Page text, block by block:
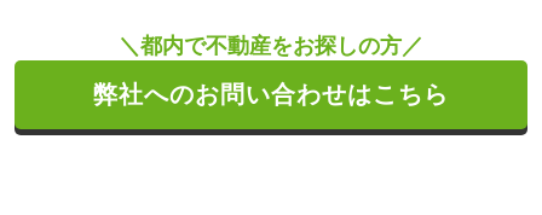
＼都内で不動産をお探しの方／
弊社へのお問い合わせはこちら